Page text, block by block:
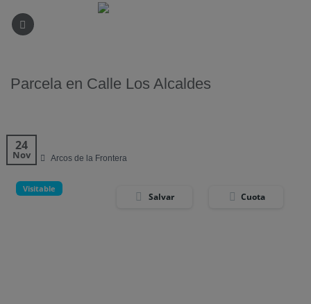
Parcela en Calle Los Alcaldes
24
Nov
Solar Arcos de la Frontera
Visitable
Salvar Cuota